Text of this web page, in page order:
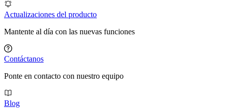
Actualizaciones del producto
Mantente al día con las nuevas funciones
Contáctanos
Ponte en contacto con nuestro equipo
Blog